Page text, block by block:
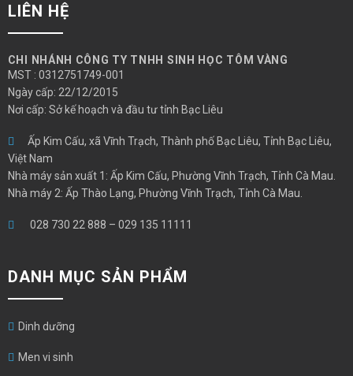
LIÊN HỆ
CHI NHÁNH CÔNG TY TNHH SINH HỌC TÔM VÀNG
MST : 0312751749-001
Ngày cấp: 22/12/2015
Nơi cấp: Sở kế hoạch và đầu tư tỉnh Bạc Liêu
Ấp Kim Cấu, xã Vĩnh Trạch, Thành phố Bạc Liêu, Tỉnh Bạc Liêu,
Việt Nam
Nhà máy sản xuất 1: Ấp Kim Cấu, Phường Vĩnh Trạch, Tỉnh Cà Mau.
Nhà máy 2: Ấp Thào Lạng, Phường Vĩnh Trạch, Tỉnh Cà Mau.
028 730 22 888 – 029 135 11111
DANH MỤC SẢN PHẨM
Dinh dưỡng
Men vi sinh